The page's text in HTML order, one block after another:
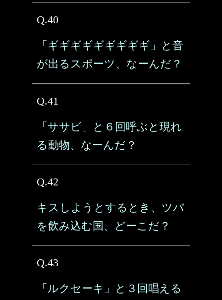
Q.40
「ギギギギギギギギギ」と音
が出るスポーツ、なーんだ？
Q.41
「ササビ」と６回呼ぶと現れ
る動物、なーんだ？
Q.42
キスしようとするとき、ツバ
を飲み込む国、どーこだ？
Q.43
「ルクセーキ」と３回唱える